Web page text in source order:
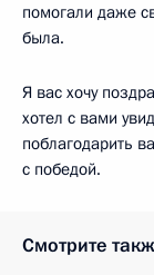
помогали даже
была.
Я вас хочу
хотел с вами
поблагодарить
с победой.
Смотрите